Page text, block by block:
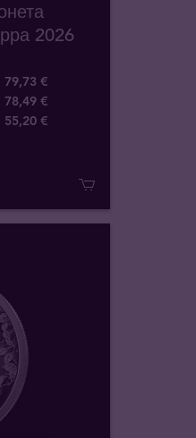
2026
79,73 €
78,49 €
55,20 €